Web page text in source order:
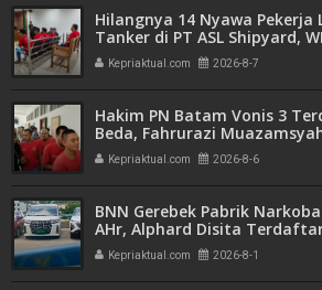
Hilangnya 14 Nyawa Pekerja
Tanker di PT ASL Shipyard,
Hanya Dituntut 1 Tahun 6
Kepriaktual.com 2026-8-7
Hakim PN Batam Vonis 3
Beda, Fahrurazi
Azzurah dan Risma Divonis 2
Kepriaktual.com 2026-8-6
BNN Gerebek Pabrik
AHr, Alphard Disita
Mitra Usaha Properti
Kepriaktual.com 2026-8-1